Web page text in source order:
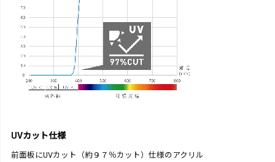
UVカット仕様
前面板にUVカット（約９７％カット）仕様のアクリル